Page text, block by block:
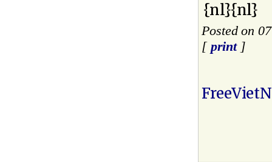
{nl}{nl}
Posted on
[ print]